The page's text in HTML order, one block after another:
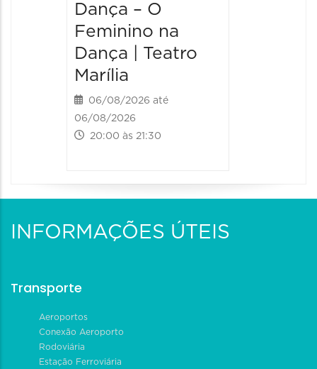
Dança – O
Feminino na
Dança | Teatro
Marília
06/08/2026 até
06/08/2026
20:00 às 21:30
INFORMAÇÕES ÚTEIS
Transporte
Aeroportos
Conexão Aeroporto
Rodoviária
Estação Ferroviária